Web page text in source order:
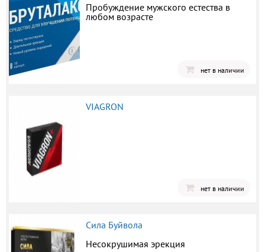
Пробуждение мужского естества в
любом возрасте
нет в наличии
VIAGRON
нет в наличии
Сила Буйвола
Несокрушимая эрекция